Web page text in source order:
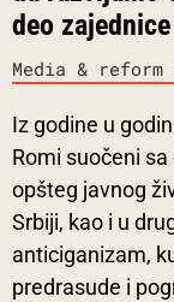
deo zajednice
Media &
Iz godine u
Romi suočeni
opšteg javnog
Srbiji, kao i u
anticiganizam,
predrasude i